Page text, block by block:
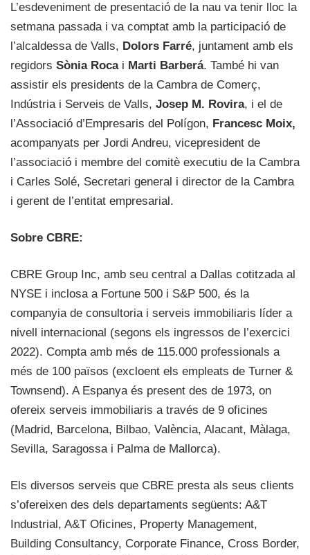
L’esdeveniment de presentació de la nau va tenir lloc la
setmana passada i va comptat amb la participació de
l’alcaldessa de Valls, Dolors Farré, juntament amb els
regidors Sònia Rocai Marti Barberá. També hi van
assistir els presidents de la Cambra de Comerç,
Indústria i Serveis de Valls, Josep M. Rovira, i el de
l’Associació d’Empresaris del Polígon, Francesc Moix,
acompanyats per Jordi Andreu, vicepresident de
l’associació i membre del comitè executiu de la Cambra
i Carles Solé, Secretari general i director de la Cambra
i gerent de l’entitat empresarial.
Sobre CBRE:
CBRE Group Inc, amb seu central a Dallas cotitzada al
NYSE i inclosa a Fortune 500 i S&P 500, és la
companyia de consultoria i serveis immobiliaris líder a
nivell internacional (segons els ingressos de l’exercici
2022). Compta amb més de 115.000 professionals a
més de 100 països (excloent els empleats de Turner &
Townsend). A Espanya és present des de 1973, on
ofereix serveis immobiliaris a través de 9 oficines
(Madrid, Barcelona, ​​Bilbao, València, Alacant, Màlaga,
Sevilla, Saragossa i Palma de Mallorca).
Els diversos serveis que CBRE presta als seus clients
s’ofereixen des dels departaments següents: A&T
Industrial, A&T Oficines, Property Management,
Building Consultancy, Corporate Finance, Cross Border,